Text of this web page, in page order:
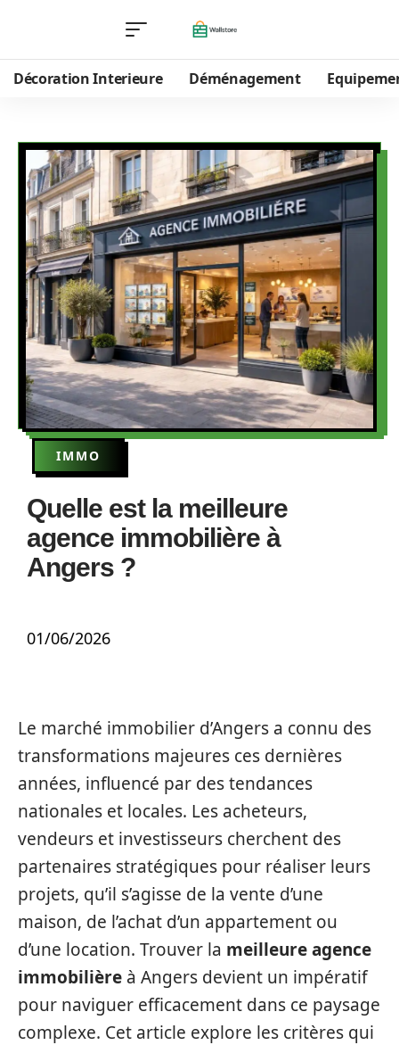
Décoration Interieure Déménagement
IMMO
Quelle est la meilleure
agence immobilière à
Angers ?
01/06/2026
Le marché immobilier d’Angers a connu des
transformations majeures ces dernières
années, influencé par des tendances
nationales et locales. Les acheteurs,
vendeurs et investisseurs cherchent des
partenaires stratégiques pour réaliser leurs
projets, qu’il s’agisse de la vente d’une
maison, de l’achat d’un appartement ou
d’une location. Trouver la meilleure agence
immobilière à Angers devient un impératif
pour naviguer efficacement dans ce paysage
complexe. Cet article explore les critères qui